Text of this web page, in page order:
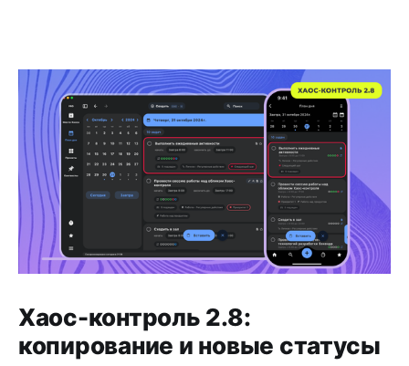
Хаос-контроль 2.8:
копирование и новые статусы